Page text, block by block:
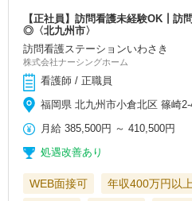
【正社員】訪問看護未経験OK┃
◎〈北九州市〉
訪問看護ステーションいわさき
株式会社ナーシングホーム
看護師 / 正職員
福岡県 北九州市小倉北区 篠崎2-
月給 385,500円 ～410,500円
処遇改善あり
WEB面接可 年収400万円以